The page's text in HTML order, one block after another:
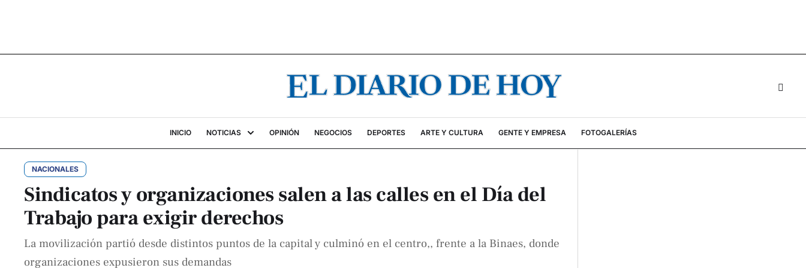
INICIO NOTICIAS OPINIÓN NEGOCIOS DEPORTES ARTE Y CULTURA GENTE Y EMPRESA FOTOGALERÍAS
NACIONALES
Sindicatos y organizaciones salen a las calles en el Día del
Trabajo para exigir derechos
La movilización partió desde distintos puntos de la capital y culminó en el centro,, frente a la Binaes, donde
organizaciones expusieron sus demandas